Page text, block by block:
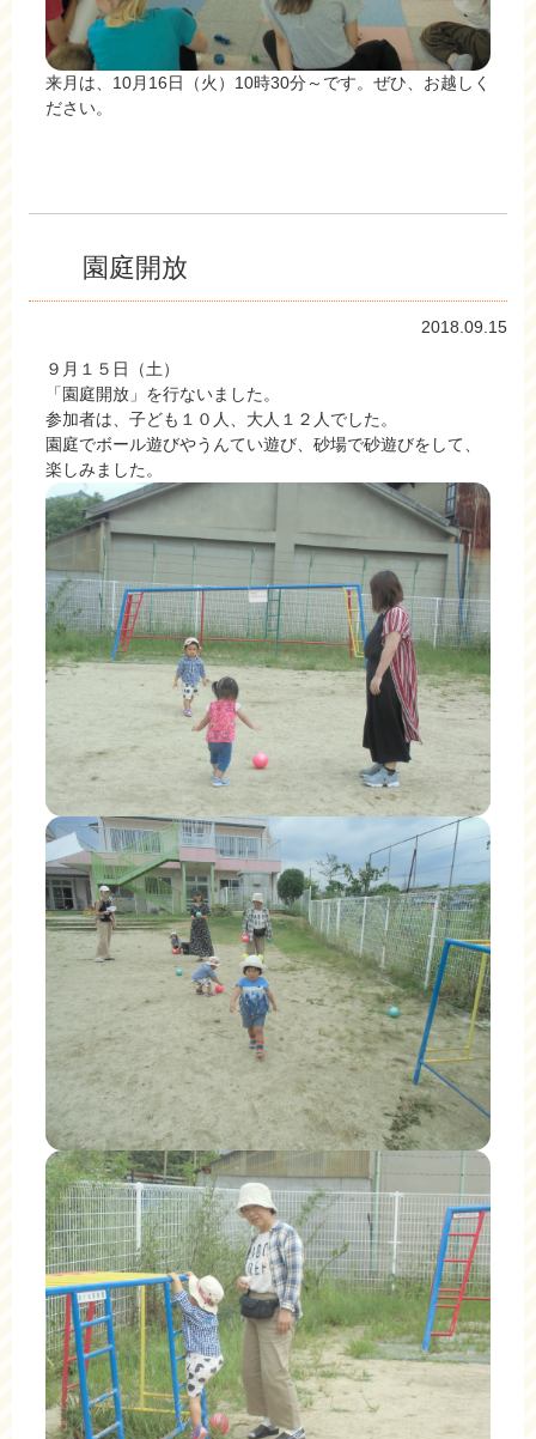
来月は、10月16日（火）10時30分～です。ぜひ、お越しく
ださい。
園庭開放
2018.09.15
９月１５日（土）
「園庭開放」を行ないました。
参加者は、子ども１０人、大人１２人でした。
園庭でボール遊びやうんてい遊び、砂場で砂遊びをして、
楽しみました。